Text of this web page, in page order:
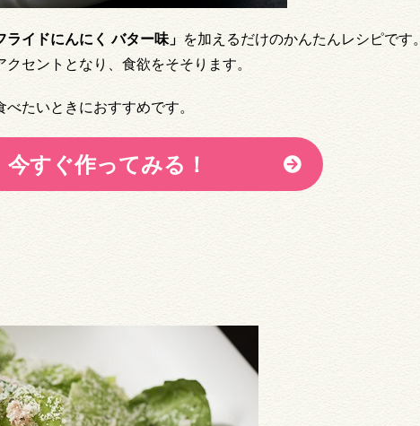
ライドにんにく バター味」 を加えるだけのかんたんレシピです
セントとなり、食欲をそそります。
たいときにおすすめです。
今すぐ作ってみる！